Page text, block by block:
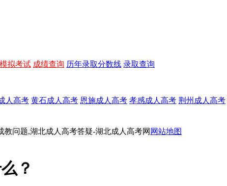
拟考试 成绩查询 历年录取分数线 录取查询
人高考 黄石成人高考 恩施成人高考 孝感成人高考 荆州成人高考
教问题,湖北成人高考答疑-湖北成人高考网 网站地图
？